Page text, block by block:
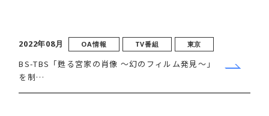
2022年08月 OA情報 TV番組 東京
BS-TBS「甦る宮家の肖像 ～幻のフィルム発見～」
を制…